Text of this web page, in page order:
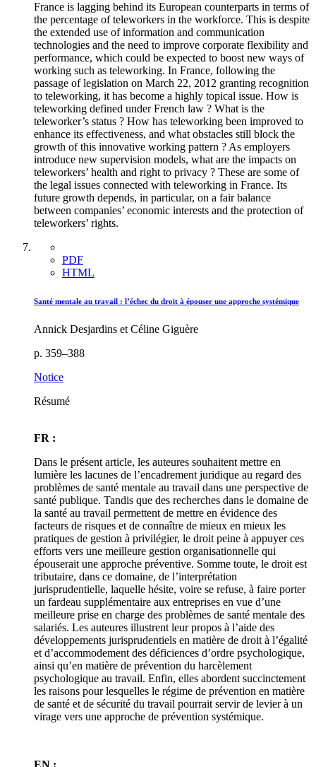
France is lagging behind its European counterparts in terms of
the percentage of teleworkers in the workforce. This is despite
the extended use of information and communication
technologies and the need to improve corporate flexibility and
performance, which could be expected to boost new ways of
working such as teleworking. In France, following the
passage of legislation on March 22, 2012 granting recognition
to teleworking, it has become a highly topical issue. How is
teleworking defined under French law ? What is the
teleworker’s status ? How has teleworking been improved to
enhance its effectiveness, and what obstacles still block the
growth of this innovative working pattern ? As employers
introduce new supervision models, what are the impacts on
teleworkers’ health and right to privacy ? These are some of
the legal issues connected with teleworking in France. Its
future growth depends, in particular, on a fair balance
between companies’ economic interests and the protection of
teleworkers’ rights.
PDF
HTML
Santé mentale au travail : l’échec du droit à épouser une approche systémique
Annick Desjardins et Céline Giguère
p. 359–388
Notice
Résumé
FR :
Dans le présent article, les auteures souhaitent mettre en
lumière les lacunes de l’encadrement juridique au regard des
problèmes de santé mentale au travail dans une perspective de
santé publique. Tandis que des recherches dans le domaine de
la santé au travail permettent de mettre en évidence des
facteurs de risques et de connaître de mieux en mieux les
pratiques de gestion à privilégier, le droit peine à appuyer ces
efforts vers une meilleure gestion organisationnelle qui
épouserait une approche préventive. Somme toute, le droit est
tributaire, dans ce domaine, de l’interprétation
jurisprudentielle, laquelle hésite, voire se refuse, à faire porter
un fardeau supplémentaire aux entreprises en vue d’une
meilleure prise en charge des problèmes de santé mentale des
salariés. Les auteures illustrent leur propos à l’aide des
développements jurisprudentiels en matière de droit à l’égalité
et d’accommodement des déficiences d’ordre psychologique,
ainsi qu’en matière de prévention du harcèlement
psychologique au travail. Enfin, elles abordent succinctement
les raisons pour lesquelles le régime de prévention en matière
de santé et de sécurité du travail pourrait servir de levier à un
virage vers une approche de prévention systémique.
EN :